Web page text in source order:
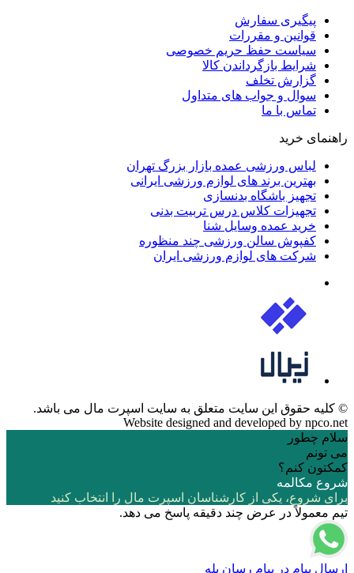
پیگیری سفارش
قوانین و مقررات
سیاست حفظ حریم خصوصی
شرایط بازگرداندن کالا
گزارش تخلف
سوال و جواب های متداول
تماس با ما
راهنمای خرید
لباس ورزشی عمده بازار بزرگ تهران
بهترین برند های لوازم ورزشی ایرانی
تجهیز باشگاه بدنسازی
تجهیزات کلاس درس تربیت بدنی
خرید عمده وسایل شنا
کفپوش سالن ورزشی چند منظوره
شرکت های لوازم ورزشی ایران
© کلیه حقوق این سایت متعلق به سایت اسپرت مال می باشد.
Website designed and developed by npco.net
سلام چطور
می تونم
کمکتون کنم؟
شروع مکالمه
برای شروع، یکی از کارشناسان اسپرت مال را انتخاب کنید
تیم معمولاً در عرض چند دقیقه پاسخ می دهد.
ارسال پیام در پیام رسان بله